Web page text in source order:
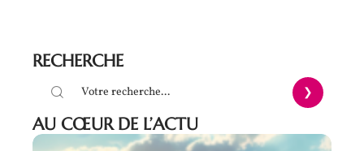
RECHERCHE
AU CŒUR DE L’ACTU